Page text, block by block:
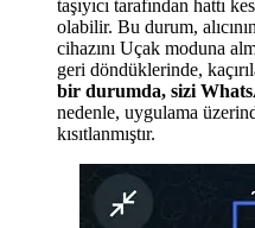
taşıyıcı tarafından hattı
olabilir. Bu durum,
cihazını Uçak moduna
geri döndüklerinde,
bir durumda, sizi
nedenle, uygulama
kısıtlanmıştır.